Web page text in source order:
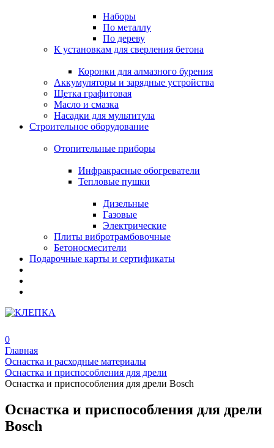
Наборы
По металлу
По дереву
К установкам для сверления бетона
Коронки для алмазного бурения
Аккумуляторы и зарядные устройства
Щетка графитовая
Масло и смазка
Насадки для мультитула
Строительное оборудование
Отопительные приборы
Инфракрасные обогреватели
Тепловые пушки
Дизельные
Газовые
Электрические
Плиты вибротрамбовочные
Бетоносмесители
Подарочные карты и сертификаты
0
Главная
Оснастка и расходные материалы
Оснастка и приспособления для дрели
Оснастка и приспособления для дрели Bosch
Оснастка и приспособления для дрели
Bosch